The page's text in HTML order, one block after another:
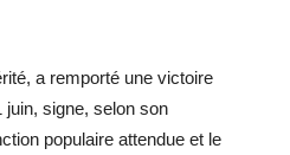
a remporté une victoire
signe, selon son
populaire attendue et le